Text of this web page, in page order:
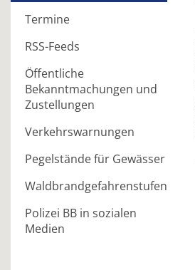
Termine
RSS-Feeds
Öffentliche
Bekanntmachungen und
Zustellungen
Verkehrswarnungen
Pegelstände für Gewässer
Waldbrandgefahrenstufen
Polizei BB in sozialen
Medien